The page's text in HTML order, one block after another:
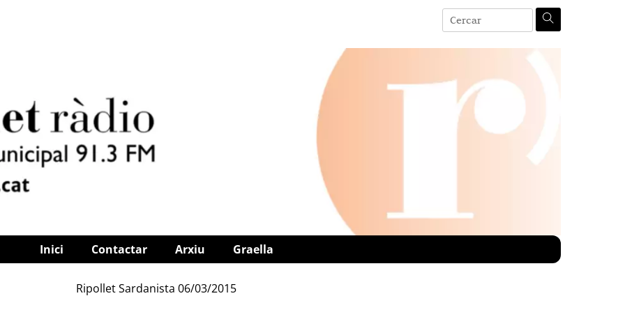
Inici Contactar Arxiu Graella
Ripollet Sardanista 06/03/2015